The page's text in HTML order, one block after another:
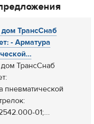
ТрансСнаб
- Арматура
ТрансСнаб
пневматической
01;...